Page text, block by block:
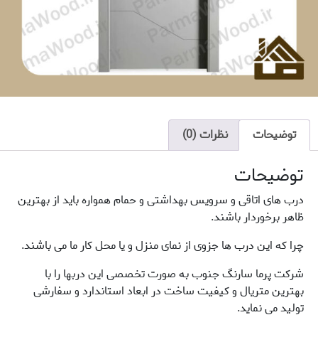
توضیحات نظرات (0)
توضیحات
درب های اتاقی و سرویس بهداشتی و حمام همواره باید از بهترین
ظاهر برخوردار باشند.
چرا که این درب ها جزوی از نمای منزل و یا محل کار ما می باشند.
شرکت پرما سارنگ جنوب به صورت تخصصی این دربها را با
بهترین متریال و کیفیت ساخت در ابعاد استاندارد و سفارشی
تولید می نماید.